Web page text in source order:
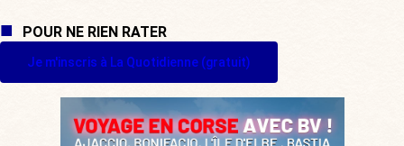
POUR NE RIEN RATER
Je m'inscris à La Quotidienne (gratuit)